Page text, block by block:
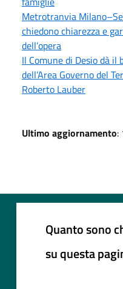
Metrotranvia
chiedono chiarezza e
dell’opera
Il Comune di Desio dà
dell’Area Governo del
Roberto Lauber
Ultimo aggiornamento:
Quanto sono
su questa